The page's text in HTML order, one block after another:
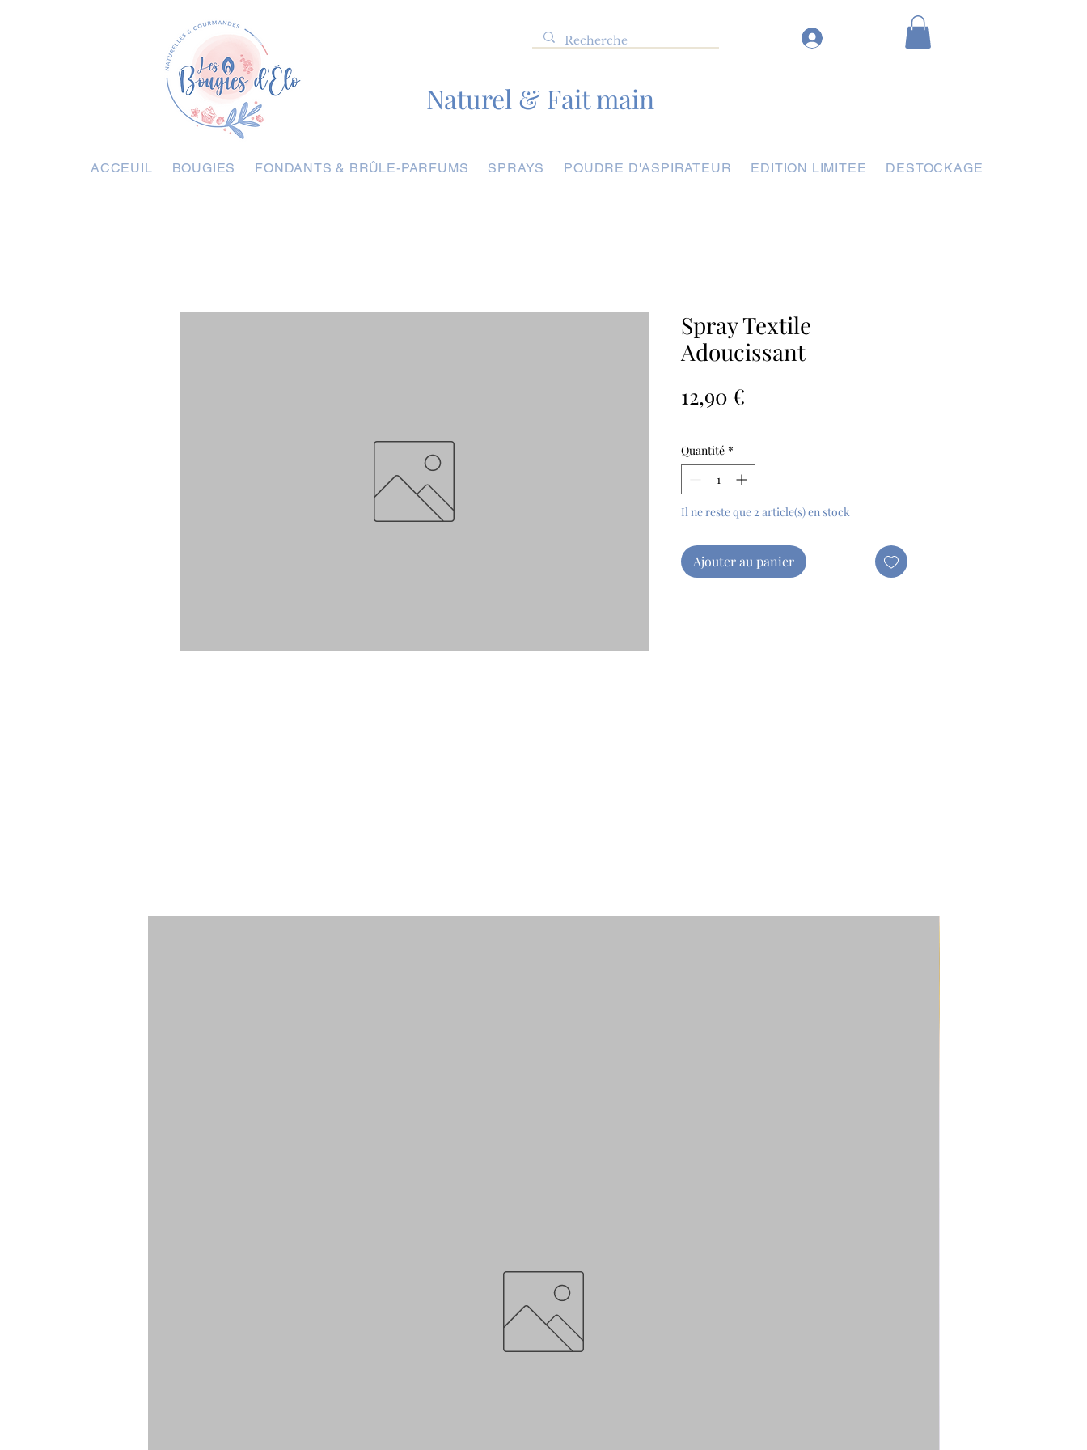
Naturel & Fait main
ACCEUIL BOUGIES FONDANTS & BRÛLE-PARFUMS SPRAYS POUDRE D'ASPIRATEUR EDITION LIMITEE DESTOCKAGE
Spray Textile
Adoucissant
12,90 €
Quantité *
Il ne reste que 2 article(s) en stock
Ajouter au panier